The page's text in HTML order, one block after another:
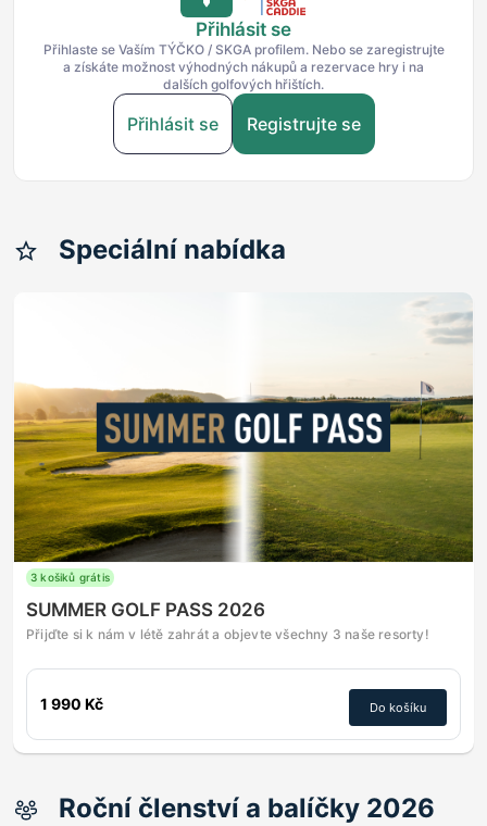
Přihlásit se
Přihlaste se Vaším TÝČKO / SKGA profilem. Nebo se zaregistrujte
a získáte možnost výhodných nákupů a rezervace hry i na
dalších golfových hřištích.
Přihlásit se Registrujte se
Speciální nabídka
3 košiků grátis
SUMMER GOLF PASS 2026
Přijďte si k nám v létě zahrát a objevte všechny 3 naše resorty!
1 990 Kč Do košíku
Roční členství a balíčky 2026